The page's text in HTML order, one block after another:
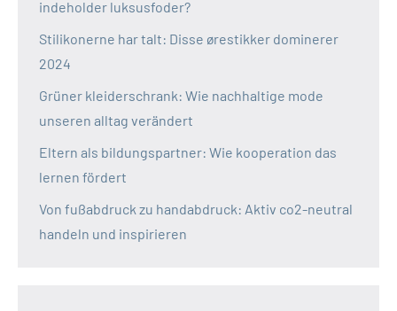
indeholder luksusfoder?
Stilikonerne har talt: Disse ørestikker dominerer
2024
Grüner kleiderschrank: Wie nachhaltige mode
unseren alltag verändert
Eltern als bildungspartner: Wie kooperation das
lernen fördert
Von fußabdruck zu handabdruck: Aktiv co2-neutral
handeln und inspirieren